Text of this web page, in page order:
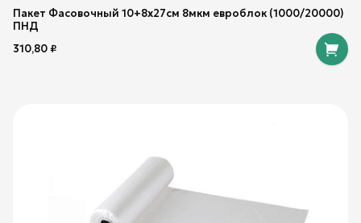
Пакет Фасовочный 10+8х27см 8мкм евроблок (1000/20000)
ПНД
310,80₽